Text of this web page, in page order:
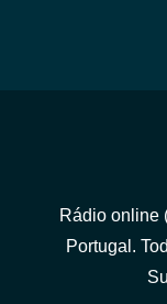
Rádio online
Portugal.